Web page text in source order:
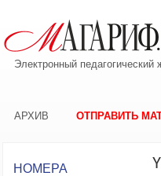
Электронный педагогический
АРХИВ ОТПРАВИТЬ
НОМЕРА